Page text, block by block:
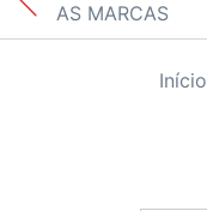
AS MARCAS
Início